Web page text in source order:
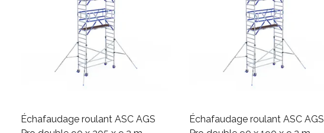
Échafaudage roulant ASC AGS
Échafaudage roulant ASC AGS